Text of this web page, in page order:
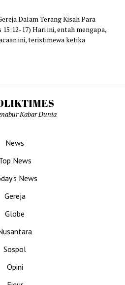
Dalam Terang Kisah Para
15:12-17) Hari ini, entah mengapa,
ini, teristimewa ketika
Kabar Dunia
News
News
News
Gereja
Globe
Sospol
Opini